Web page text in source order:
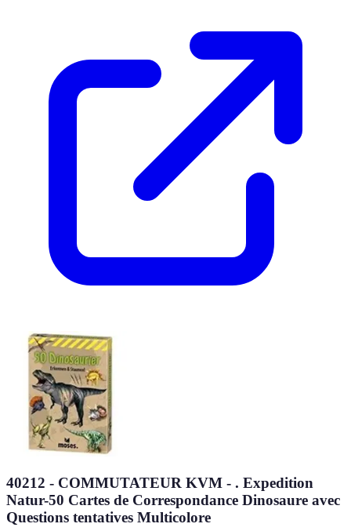
40212 - COMMUTATEUR KVM - . Expedition
Natur-50 Cartes de Correspondance Dinosaure avec
Questions tentatives Multicolore